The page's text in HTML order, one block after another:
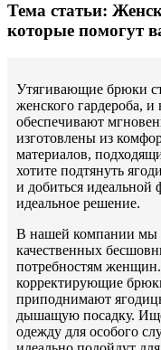
Тема статьи:
которые помогут
Утягивающие брюки
женского гардероба,
обеспечивают
изготовлены из
материалов,
хотите подтянуть
и добиться
идеальное решение.
В нашей компании мы
качественных
потребностям
корректирующие
приподнимают
дышащую посадку.
одежду для особого